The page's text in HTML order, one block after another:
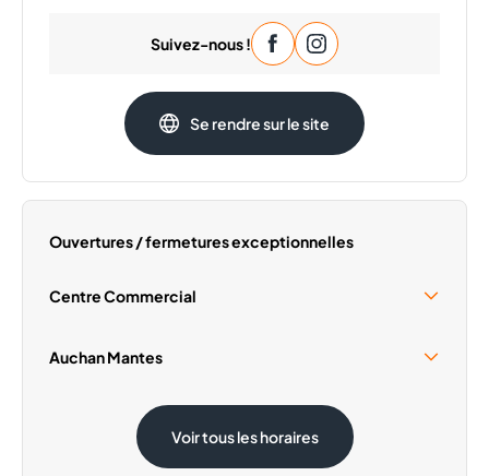
09:30 - 20:00
09:30 - 20:00
09:30 - 20:00
Vendredi
09:30 - 20:00
Suivez-nous !
Se rendre sur le site
Ouvertures / fermetures exceptionnelles
Centre Commercial
Samedi 15 Août
Auchan Mantes
Samedi 15 Août
08:30 - 20:00
Dimanche 1 Novembre
08:30 - 12:30
Voir tous les horaires